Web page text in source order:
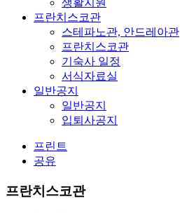
프란치스코관
스테파노관, 안드레아관
프란치스코관
기숙사 일정
서식자료실
일반공지
일반공지
입퇴사공지
프린트
공유
프란치스코관